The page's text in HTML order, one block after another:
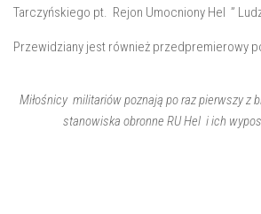
Tarczyńskiego pt. Rejon Umocniony Hel ”
Przewidziany jest również przedpremierowy
Miłośnicy militariów poznają po raz pierwszy z
stanowiska obronne RU Hel i ich